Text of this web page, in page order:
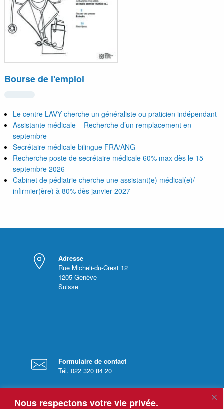
Nous respectons votre vie privée.
Bourse de l'emploi
Le centre LAVY cherche un généraliste ou praticien indépendant
Assistante médicale – Recherche d’un remplacement en
septembre
Secrétaire médicale bilingue FRA/ANG
Recherche poste de secrétaire médicale 60% max dès le 15
septembre 2026
Cabinet de pédiatrie cherche une assistant(e) médical(e)/
infirmier(ère) à 80% dès janvier 2027
Adresse
Rue Micheli-du-Crest 12
1205 Genève
Suisse
Formulaire de contact
Tél. 022 320 84 20